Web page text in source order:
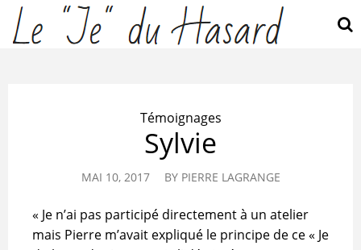
Témoignages
Sylvie
MAI 10, 2017 BY PIERRE LAGRANGE
« Je n’ai pas participé directement à un atelier
mais Pierre m’avait expliqué le principe de ce « Je